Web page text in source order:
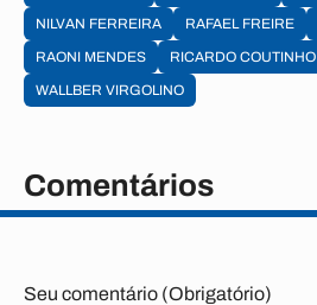
NILVAN FERREIRA
RAFAEL FREIRE
RAONI MENDES
RICARDO COUTINHO
WALLBER VIRGOLINO
Comentários
Seu comentário (Obrigatório)